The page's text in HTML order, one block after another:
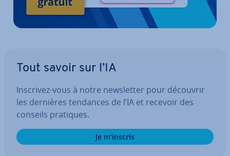
Tout savoir sur l’IA
Inscrivez-vous à notre news­let­ter pour découvrir
les dernières tendances de l’IA et recevoir des
conseils pratiques.
Je m’inscris